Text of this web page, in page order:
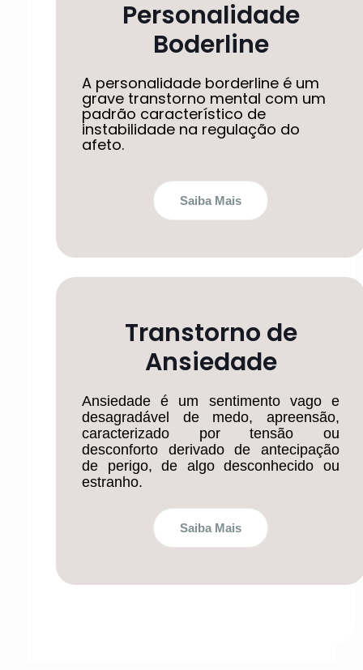
Personalidade
Boderline
A personalidade borderline é um
grave transtorno mental com um
padrão característico de
instabilidade na regulação do
afeto.
Saiba Mais
Transtorno de
Ansiedade
Ansiedade é um sentimento vago e
desagradável de medo, apreensão,
caracterizado por tensão ou
desconforto derivado de antecipação
de perigo, de algo desconhecido ou
estranho.
Saiba Mais